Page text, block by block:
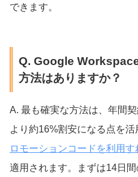
できます。
Q. Google
方法はありますか？
A. 最も確実な方法は、年間
より約16%割安になる点を活
ロモーションコードを利用す
適用されます。まずは14日